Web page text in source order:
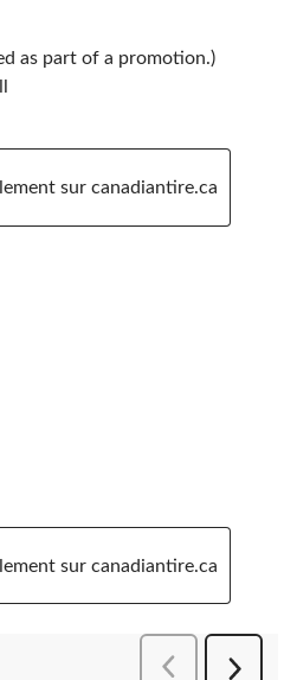
as part of a promotion.)
sur canadiantire.ca
sur canadiantire.ca
Suivant